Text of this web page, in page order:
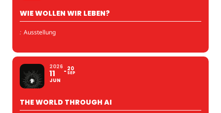
WIE WOLLEN WIR LEBEN?
: Ausstellung
2026
11
JUN
20
SEP
THE WORLD THROUGH AI